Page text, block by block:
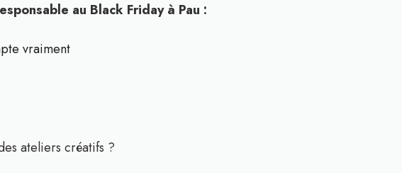
au Black Friday à Pau :
vraiment
ateliers créatifs ?